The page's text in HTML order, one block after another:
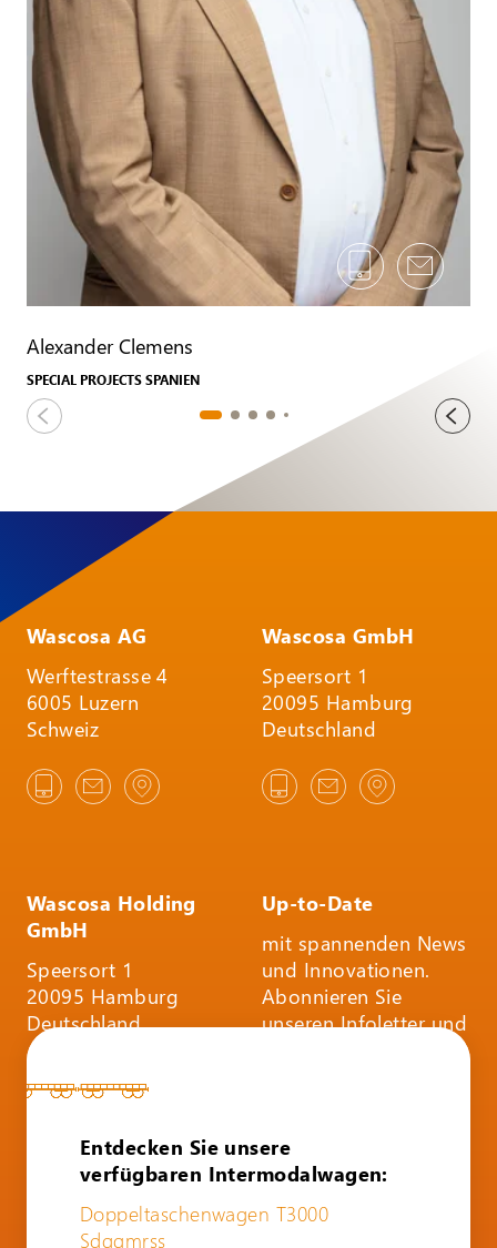
Alexander Clemens
SPECIAL PROJECTS SPANIEN
Wascosa AG
Werftestrasse 4
6005 Luzern
Schweiz
Wascosa GmbH
Speersort 1
20095 Hamburg
Deutschland
Wascosa Holding
GmbH
Speersort 1
20095 Hamburg
Deutschland
Up-to-Date
mit spannenden News
und Innovationen.
Abonnieren Sie
unseren Infoletter und
ABONNIEREN
Entdecken Sie unsere
verfügbaren Intermodalwagen:
Doppeltaschenwagen T3000
Sdggmrss